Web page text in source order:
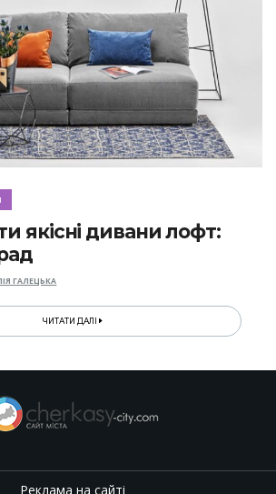
якісні дивани лофт:
ГАЛЕЦЬКА
ЧИТАТИ ДАЛІ
Реклама на сайті